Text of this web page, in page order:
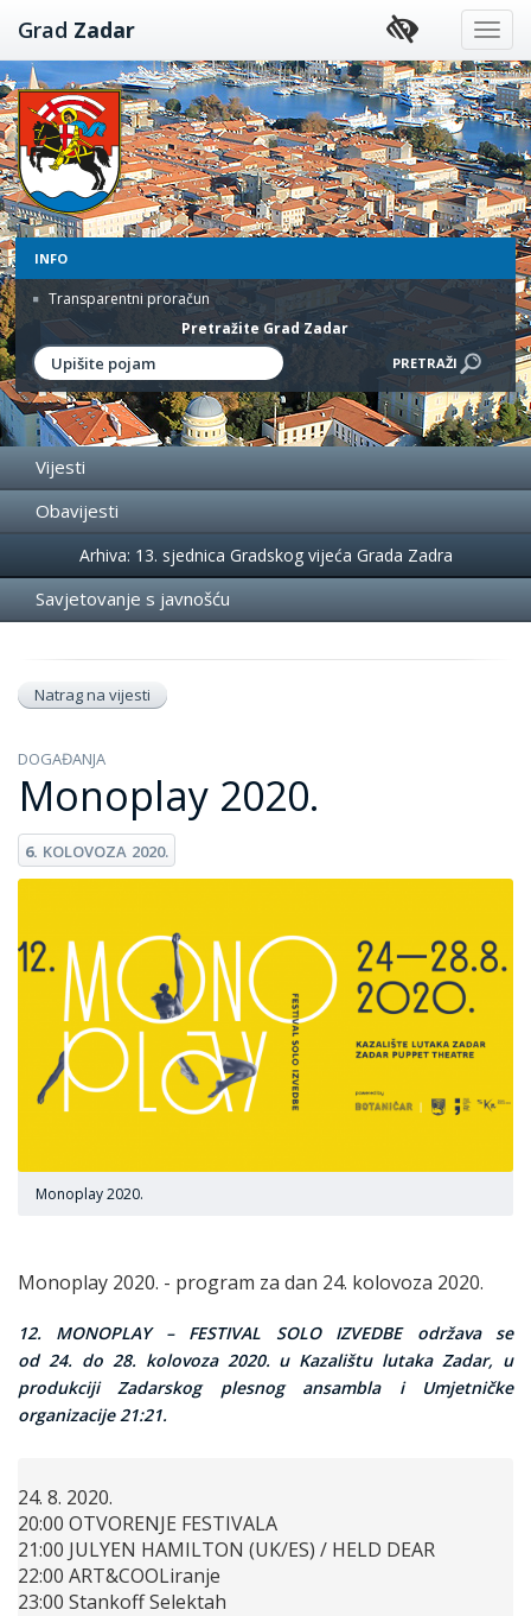
Preskoči
na
sadržaj
Grad Zadar
INFO
Transparentni proračun
Pretražite Grad Zadar
Vijesti
Obavijesti
Događanja
Arhiva: 13. sjednica Gradskog vijeća Grada Zadra
Savjetovanje s javnošću
Natrag na vijesti
DOGAĐANJA
Monoplay 2020.
6. KOLOVOZA 2020.
Monoplay 2020.
Monoplay 2020. - program za dan 24. kolovoza 2020.
12. MONOPLAY – FESTIVAL SOLO IZVEDBE održava se
od 24. do 28. kolovoza 2020. u Kazalištu lutaka Zadar, u
produkciji Zadarskog plesnog ansambla i Umjetničke
organizacije 21:21.
24. 8. 2020.
20:00 OTVORENJE FESTIVALA
21:00 JULYEN HAMILTON (UK/ES) / HELD DEAR
22:00 ART&COOLiranje
23:00 Stankoff Selektah